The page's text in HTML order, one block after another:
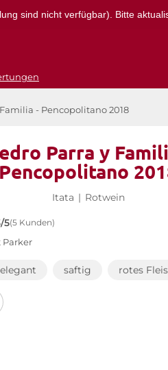
sind nicht verfügbar). Bitte
- Pencopolitano 2018
Parra y
Pencopolitano
Itata | Rotwein
5(5 Kunden)
Parker
elegant saftig rotes